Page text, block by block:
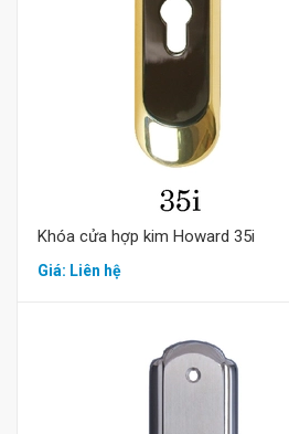
Khóa cửa hợp kim Howard 35i
Giá: Liên hệ